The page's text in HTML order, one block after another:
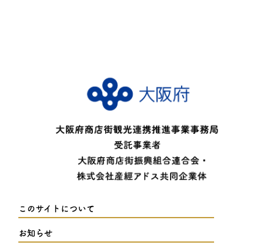
このサイトについて
お知らせ